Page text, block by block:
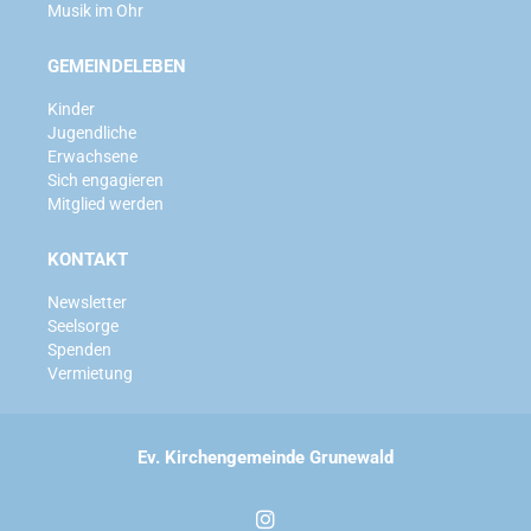
Musik im Ohr
GEMEINDELEBEN
Kinder
Jugendliche
Erwachsene
Sich engagieren
Mitglied werden
KONTAKT
Newsletter
Seelsorge
Spenden
Vermietung
Ev. Kirchengemeinde Grunewald